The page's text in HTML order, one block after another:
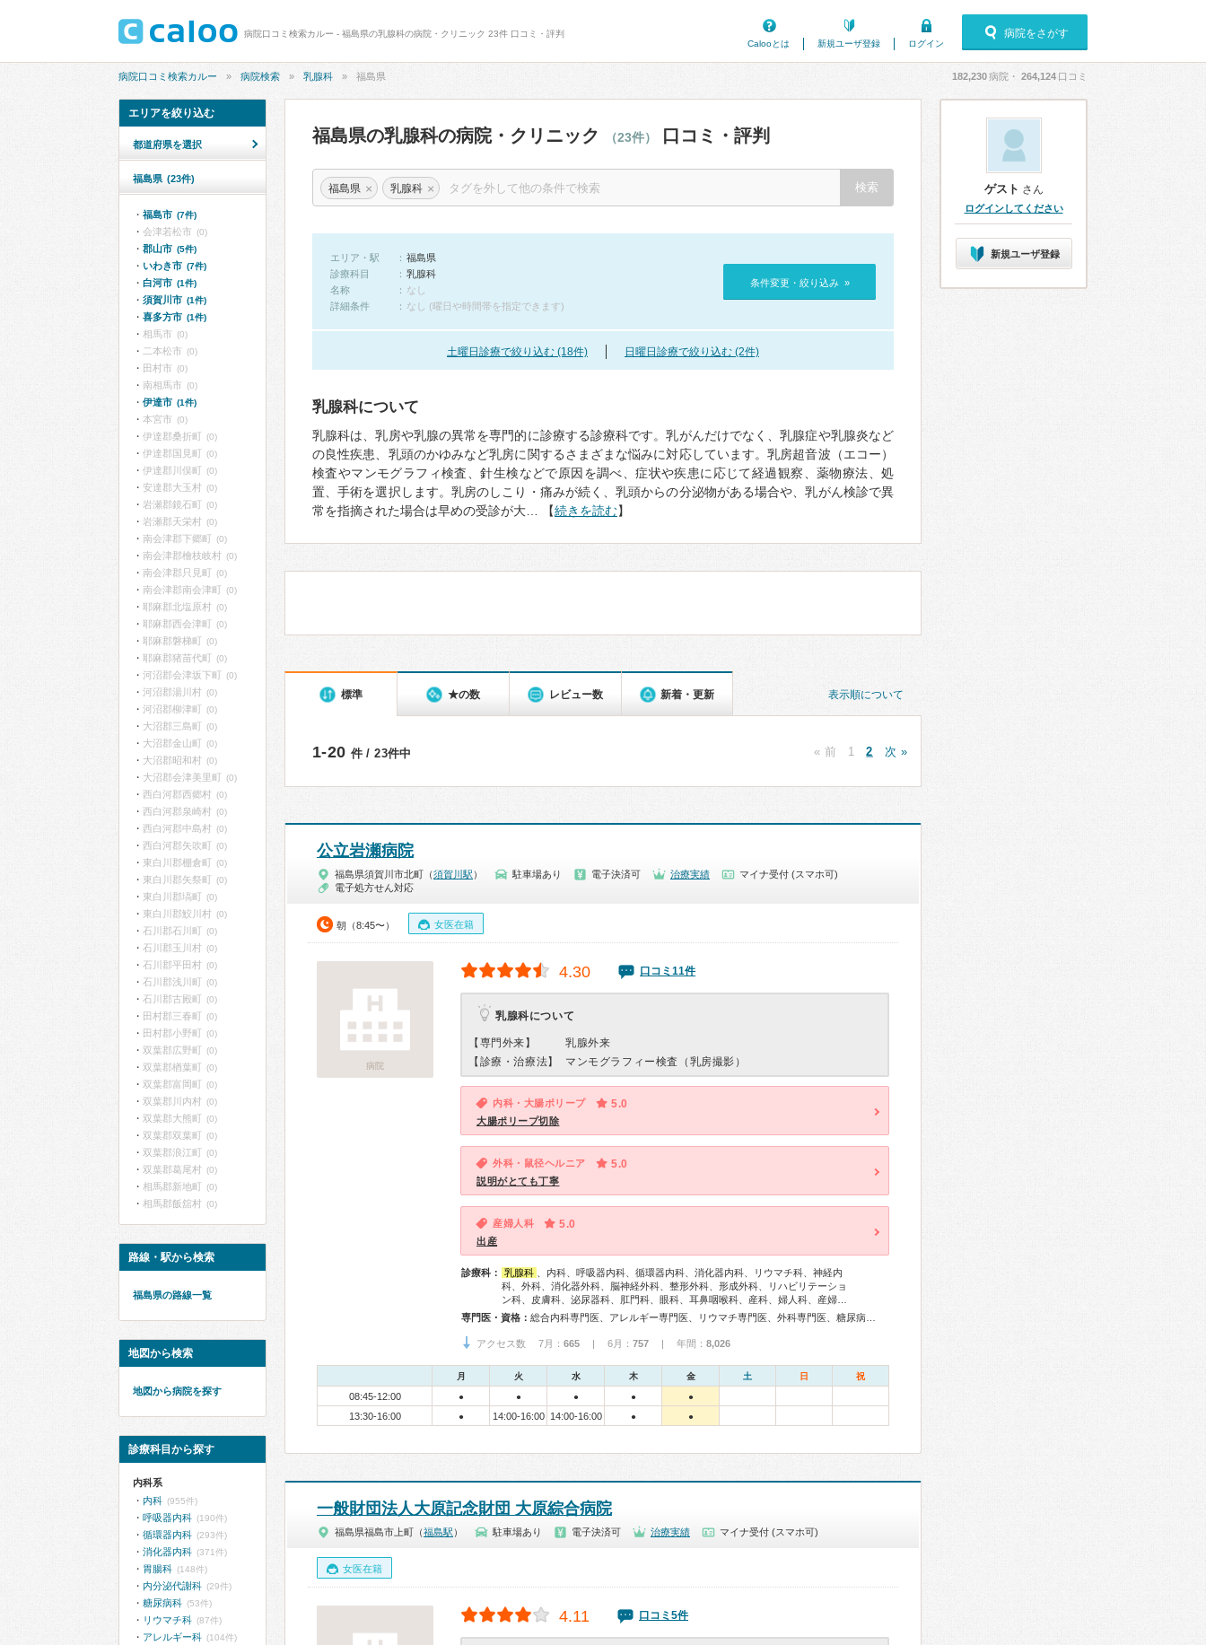
病院口コミ検索カルー - 福島県の乳腺科の病院・クリニック 23件 口コミ・評判
Calooとは
新規ユーザ登録 ログイン
病院をさがす
病院口コミ検索カルー 病院検索 乳腺科 福島県 182,230病院・ 264,124 口コミ
福島県の乳腺科の病院・クリニック （23件） 口コミ・評判
福島県 × 乳腺科 ×
エリア・駅
福島県
診療科目
乳腺科
名称
なし
詳細条件
なし (曜日や時間帯を指定できます)
条件変更・絞り込み »
土曜日診療で絞り込む (18件) 日曜日診療で絞り込む (2件)
乳腺科について
乳腺科は、乳房や乳腺の異常を専門的に診療する診療科です。乳がんだけでなく、乳腺症や乳腺炎など
の良性疾患、乳頭のかゆみなど乳房に関するさまざまな悩みに対応しています。乳房超音波（エコー）
検査やマンモグラフィ検査、針生検などで原因を調べ、症状や疾患に応じて経過観察、薬物療法、処
置、手術を選択します。乳房のしこり・痛みが続く、乳頭からの分泌物がある場合や、乳がん検診で異
常を指摘された場合は早めの受診が大… 【続きを読む】
表示順について
標準 ★の数 レビュー数 新着・更新
1-20 件 / 23件中 « 前 1 2 次 »
公立岩瀬病院
福島県須賀川市北町（須賀川駅 ） 駐車場あり 電子決済可 治療実績
マイナ受付 (スマホ可)
電子処方せん対応
朝（8:45〜） 女医在籍
病院
4.30 口コミ11件
乳腺科について
【専門外来】
乳腺外来
【診療・治療法】
マンモグラフィー検査（乳房撮影）
内科・大腸ポリープ 5.0
大腸ポリープ切除
外科・鼠径ヘルニア 5.0
説明がとても丁寧
産婦人科 5.0
出産
診療科： 乳腺科
、内科、呼吸器内科、循環器内科、消化器内科、リウマチ科、神経内
科、外科、消化器外科、脳神経外科、整形外科、形成外科、リハビリテーショ
ン科、皮膚科、泌尿器科、肛門科、眼科、耳鼻咽喉科、産科、婦人科、産婦…
専門医・資格：
アクセス数 7月： 665 | 6月： 757 | 年間： 8,026
月 火 水 木 金 土 日 祝
08:45-12:00 ● ● ● ● ●
13:30-16:00 ● 14:00-16:00 14:00-16:00 ● ●
一般財団法人大原記念財団 大原綜合病院
福島県福島市上町（福島駅 ） 駐車場あり 電子決済可 治療実績 マイナ受付 (スマホ可)
女医在籍
4.11 口コミ5件
エリアを絞り込む
都道府県を選択
福島県 (23件)
福島市 (7件)
会津若松市 (0)
郡山市 (5件)
いわき市 (7件)
白河市 (1件)
須賀川市 (1件)
喜多方市 (1件)
相馬市 (0)
二本松市 (0)
田村市 (0)
南相馬市 (0)
伊達市 (1件)
本宮市 (0)
伊達郡桑折町 (0)
伊達郡国見町 (0)
伊達郡川俣町 (0)
安達郡大玉村 (0)
岩瀬郡鏡石町 (0)
岩瀬郡天栄村 (0)
南会津郡下郷町 (0)
南会津郡檜枝岐村 (0)
南会津郡只見町 (0)
南会津郡南会津町 (0)
耶麻郡北塩原村 (0)
耶麻郡西会津町 (0)
耶麻郡磐梯町 (0)
耶麻郡猪苗代町 (0)
河沼郡会津坂下町 (0)
河沼郡湯川村 (0)
河沼郡柳津町 (0)
大沼郡三島町 (0)
大沼郡金山町 (0)
大沼郡昭和村 (0)
大沼郡会津美里町 (0)
西白河郡西郷村 (0)
西白河郡泉崎村 (0)
西白河郡中島村 (0)
西白河郡矢吹町 (0)
東白川郡棚倉町 (0)
東白川郡矢祭町 (0)
東白川郡塙町 (0)
東白川郡鮫川村 (0)
石川郡石川町 (0)
石川郡玉川村 (0)
石川郡平田村 (0)
石川郡浅川町 (0)
石川郡古殿町 (0)
田村郡三春町 (0)
田村郡小野町 (0)
双葉郡広野町 (0)
双葉郡楢葉町 (0)
双葉郡富岡町 (0)
双葉郡川内村 (0)
双葉郡大熊町 (0)
双葉郡双葉町 (0)
双葉郡浪江町 (0)
双葉郡葛尾村 (0)
相馬郡新地町 (0)
相馬郡飯舘村 (0)
路線・駅から検索
福島県の路線一覧
地図から検索
地図から病院を探す
診療科目から探す
内科系
内科 (955件)
呼吸器内科 (190件)
循環器内科 (293件)
消化器内科 (371件)
胃腸科 (148件)
内分泌代謝科 (29件)
糖尿病科 (53件)
リウマチ科 (87件)
アレルギー科 (104件)
ゲスト さん
ログインしてください
新規ユーザ登録